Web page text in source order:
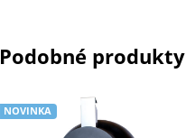
Podobné produkty
NOVINKA